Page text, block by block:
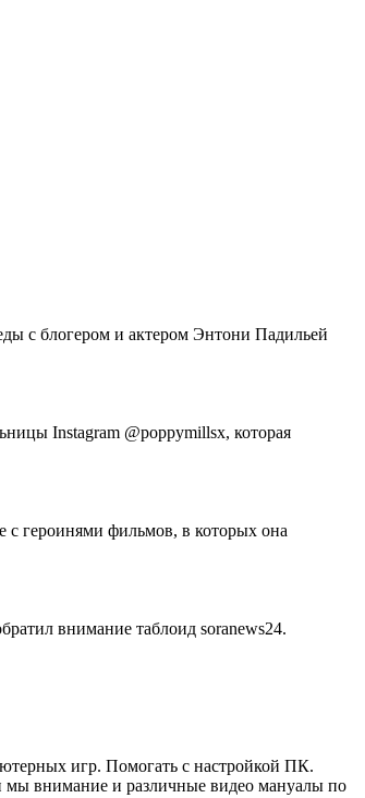
с блогером и актером Энтони Падильей
Instagram @poppymillsx, которая
с героинями фильмов, в которых она
внимание таблоид soranews24.
игр. Помогать с настройкой ПК.
мы внимание и различные видео мануалы по